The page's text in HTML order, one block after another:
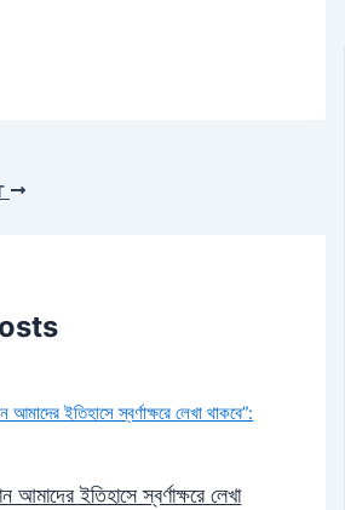
ইতিহাসে স্বর্ণাক্ষরে লেখা